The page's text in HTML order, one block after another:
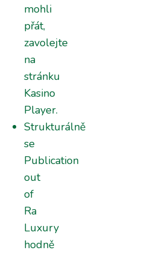
mohli
přát,
zavolejte
na
stránku
Kasino
Player.
Strukturálně
se
Publication
out
of
Ra
Luxury
hodně